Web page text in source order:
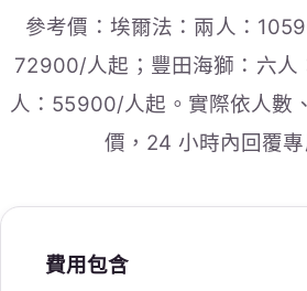
參考價：埃爾法：兩人：
72900/人起；豐田海獅：六
人：55900/人起。實際依人數
價，24 小時內回覆專
費用包含